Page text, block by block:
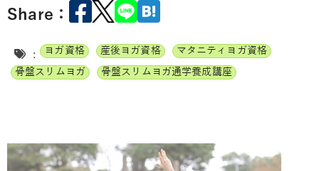
Share：
: ヨガ資格 産後ヨガ資格
マタニティヨガ資格
骨盤スリムヨガ
骨盤スリムヨガ通学養成講座